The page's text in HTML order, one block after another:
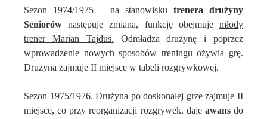
Sezon 1974/1975 – na stanowisku trenera drużyny
Seniorów następuje zmiana, funkcję obejmuje młody
trener Marian Tajduś. Odmładza drużynę i poprzez
wprowadzenie nowych sposobów treningu ożywia grę.
Drużyna zajmuje II miejsce w tabeli rozgrywkowej.
Sezon 1975/1976.Drużyna po doskonałej grze zajmuje II
miejsce, co przy reorganizacji rozgrywek, daje awansdo